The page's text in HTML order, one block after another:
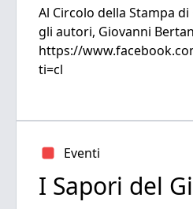
Al Circolo della Stampa
gli autori, Giovanni
https://
ti=cl
Eventi
I Sapori del